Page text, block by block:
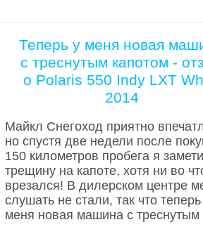
Теперь у меня новая
с треснутым капотом -
о Polaris 550 Indy LXT
2014
Майкл Снегоход приятно
но спустя две недели после
150 километров пробега я
трещину на капоте, хотя ни во
врезался! В дилерском центре
слушать не стали, так что теперь
меня новая машина с треснутым